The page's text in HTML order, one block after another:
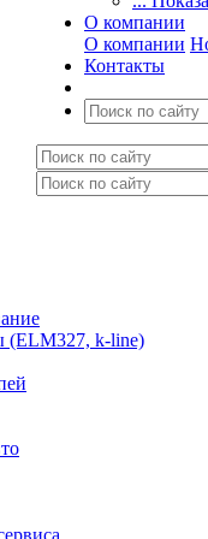
О компании
О компании
Контакты
(ELM327, k-line)